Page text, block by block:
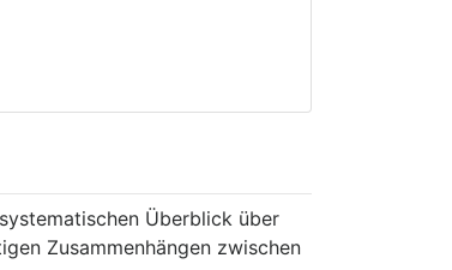
Überblick über
Zusammenhängen zwischen